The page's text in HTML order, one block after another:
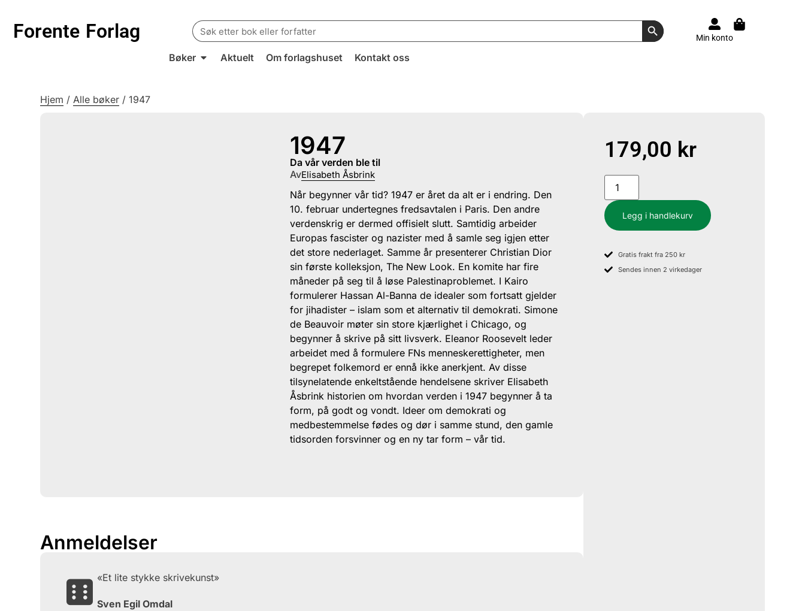
Forente Forlag
Search
for:
Search Button
Min konto
Bøker Aktuelt Om forlagshuset Kontakt oss
Hjem /Alle bøker /1947
1947
da vår verden ble til
AvElisabeth Åsbrink
Når begynner vår tid? 1947 er året da alt er i endring. Den
10. februar undertegnes fredsavtalen i Paris. Den andre
verdenskrig er dermed offisielt slutt. Samtidig arbeider
Europas fascister og nazister med å samle seg igjen etter
det store nederlaget. Samme år presenterer Christian Dior
sin første kolleksjon, The New Look. En komite har fire
måneder på seg til å løse Palestinaproblemet. I Kairo
formulerer Hassan Al-Banna de idealer som fortsatt gjelder
for jihadister – islam som et alternativ til demokrati. Simone
de Beauvoir møter sin store kjærlighet i Chicago, og
begynner å skrive på sitt livsverk. Eleanor Roosevelt leder
arbeidet med å formulere FNs menneskerettigheter, men
begrepet folkemord er ennå ikke anerkjent. Av disse
tilsynelatende enkeltstående hendelsene skriver Elisabeth
Åsbrink historien om hvordan verden i 1947 begynner å ta
form, på godt og vondt. Ideer om demokrati og
medbestemmelse fødes og dør i samme stund, den gamle
tidsorden forsvinner og en ny tar form – vår tid.
Anmeldelser
«Et lite stykke skrivekunst»
Sven Egil Omdal
179,00 kr
Legg i handlekurv
Gratis frakt fra 250 kr
Sendes innen 2 virkedager